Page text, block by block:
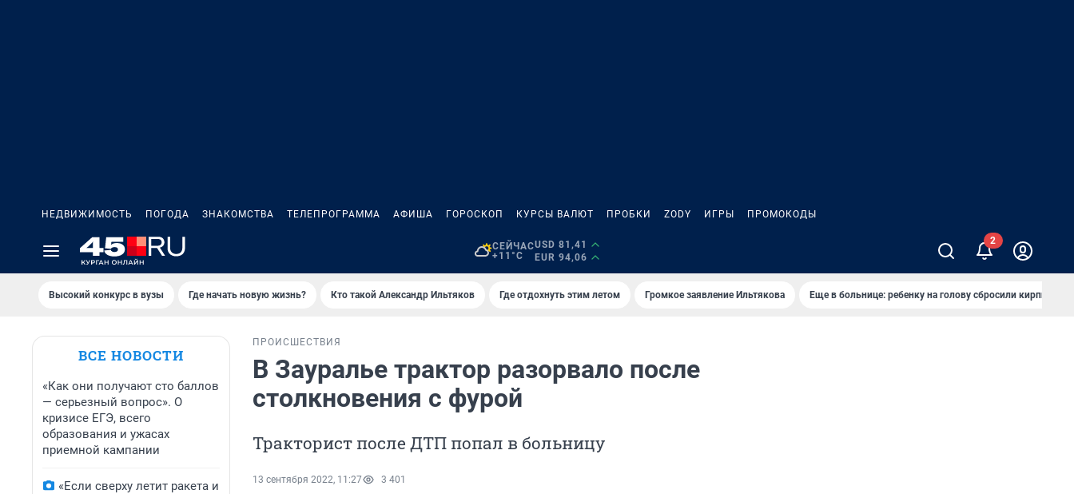
НЕДВИЖИМОСТЬ ПОГОДА ЗНАКОМСТВА ТЕЛЕПРОГРАММА АФИША ГОРОСКОП КУРСЫ ВАЛЮТ ПРОБКИ ZODY ИГРЫ ПРОМОКОДЫ
СЕЙЧАС
+11°C
USD 81,41
EUR 94,06
Высокий конкурс в вузы Где начать новую жизнь? Кто такой Александр Ильтяков Где отдохнуть этим летом Громкое заявление Ильтякова Еще в больнице: ребенку на голову сбросили кирпич
ВСЕ НОВОСТИ
«Как они получают сто баллов
— серьезный вопрос». О
кризисе ЕГЭ, всего
образования и ужасах
приемной кампании
«Если сверху летит ракета и
ПРОИСШЕСТВИЯ
В Зауралье трактор разорвало после
столкновения с фурой
Тракторист после ДТП попал в больницу
13 сентября 2022, 11:27 3 401